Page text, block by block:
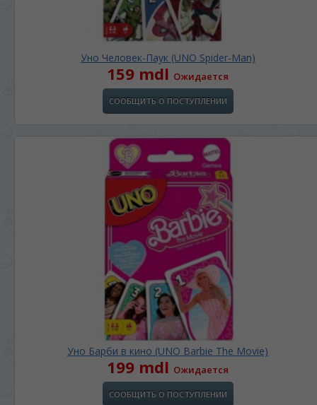
Уно Человек-Паук (UNO Spider-Man)
159 mdl Ожидается
СООБЩИТЬ О ПОСТУПЛЕНИИ
Уно Барби в кино (UNO Barbie The Movie)
199 mdl Ожидается
СООБЩИТЬ О ПОСТУПЛЕНИИ